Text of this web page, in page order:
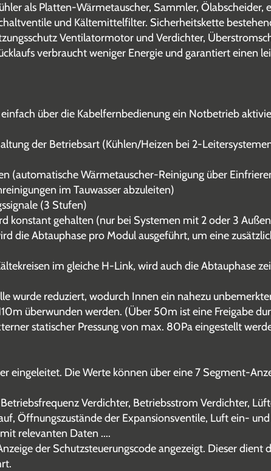
als Platten-Wärmetauscher, Sammler, Ölabscheider,
und Kältemittelfilter. Sicherheitskette
Ventilatormotor und Verdichter,
verbraucht weniger Energie und garantiert einen
über die Kabelfernbedienung ein Notbetrieb
der Betriebsart (Kühlen/Heizen bei 2-
(automatische Wärmetauscher-Reinigung über
im Tauwasser abzuleiten)
(3 Stufen)
konstant gehalten (nur bei Systemen mit 2 oder 3
die Abtauphase pro Modul ausgeführt, um eine
im gleiche H-Link, wird auch die Abtauphase
wurde reduziert, wodurch Innen ein nahezu
überwunden werden. (Über 50m ist eine Freigabe
statischer Pressung von max. 80Pa eingestellt
eingeleitet. Die Werte können über eine 7 Segment-
Verdichter, Betriebsstrom Verdichter,
Öffnungszustände der Expansionsventile, Luft ein-
relevanten Daten ....
der Schutzsteuerungscode angezeigt. Dieser